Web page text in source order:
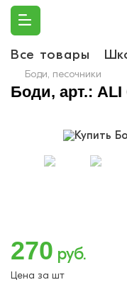
Все товары
Боди, песочники
Боди, арт.: ALI
270 руб.
Цена за шт